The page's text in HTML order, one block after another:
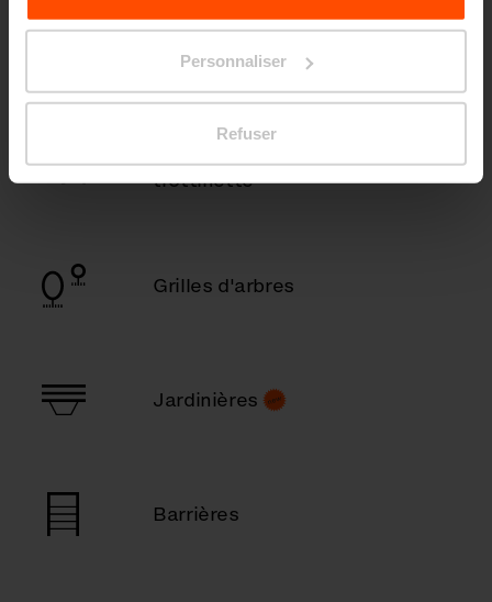
sitePrinciples Relating to the Processing Personal
Personnaliser
Refuser
Tables
trottinette
Grilles d'arbres
Jardinières
Barrières